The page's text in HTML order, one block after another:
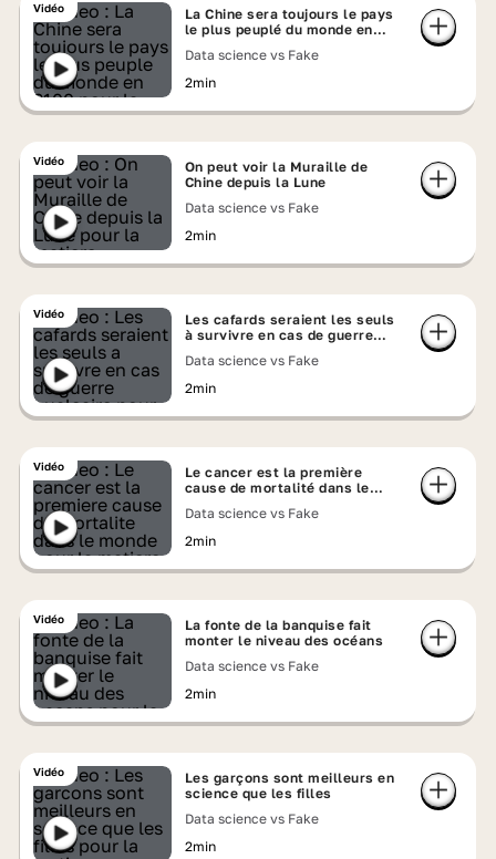
Vidéo
La Chine sera toujours le pays
le plus peuplé du monde en
Data science vs Fake
2min
Vidéo
On peut voir la Muraille de
Chine depuis la Lune
Data science vs Fake
2min
Vidéo
Les cafards seraient les seuls
à survivre en cas de guerre
Data science vs Fake
2min
Vidéo
Le cancer est la première
cause de mortalité dans le
Data science vs Fake
2min
Vidéo
La fonte de la banquise fait
monter le niveau des océans
Data science vs Fake
2min
Vidéo
Les garçons sont meilleurs en
science que les filles
Data science vs Fake
2min